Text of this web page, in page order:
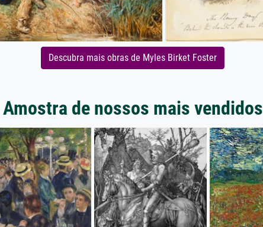
Descubra mais obras de Myles Birket Foster
Amostra de nossos mais vendidos